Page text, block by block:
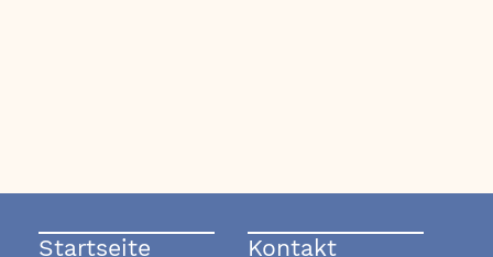
Startseite Kontakt